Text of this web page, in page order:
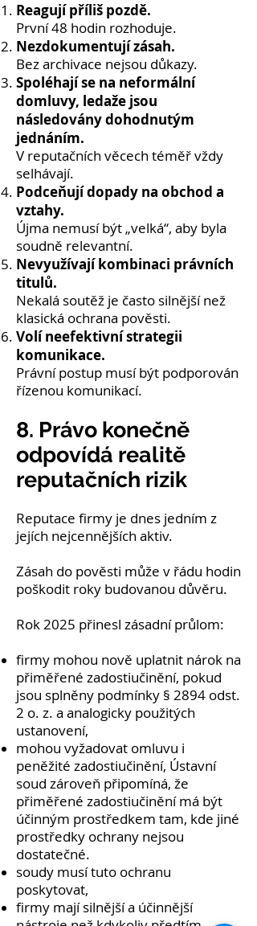
Reagují příliš pozdě.
První 48 hodin rozhoduje.
Nezdokumentují zásah.
Bez archivace nejsou důkazy.
Spoléhají se na neformální
domluvy, ledaže jsou
následovány dohodnutým
jednáním.
V reputačních věcech téměř vždy
selhávají.
Podceňují dopady na obchod a
vztahy.
Újma nemusí být „velká“, aby byla
soudně relevantní.
Nevyužívají kombinaci právních
titulů.
Nekalá soutěž je často silnější než
klasická ochrana pověsti.
Volí neefektivní strategii
komunikace.
Právní postup musí být podporován
řízenou komunikací.
8. Právo konečně
odpovídá realitě
reputačních rizik
Reputace firmy je dnes jedním z
jejích nejcennějších aktiv.
Zásah do pověsti může v řádu hodin
poškodit roky budovanou důvěru.
Rok 2025 přinesl zásadní průlom:
firmy mohou nově uplatnit nárok na
přiměřené zadostiučinění, pokud
jsou splněny podmínky § 2894 odst.
2 o. z. a analogicky použitých
ustanovení,
mohou vyžadovat omluvu i
peněžité zadostiučinění, Ústavní
soud zároveň připomíná, že
přiměřené zadostiučinění má být
účinným prostředkem tam, kde jiné
prostředky ochrany nejsou
dostatečné.
soudy musí tuto ochranu
poskytovat,
firmy mají silnější a účinnější